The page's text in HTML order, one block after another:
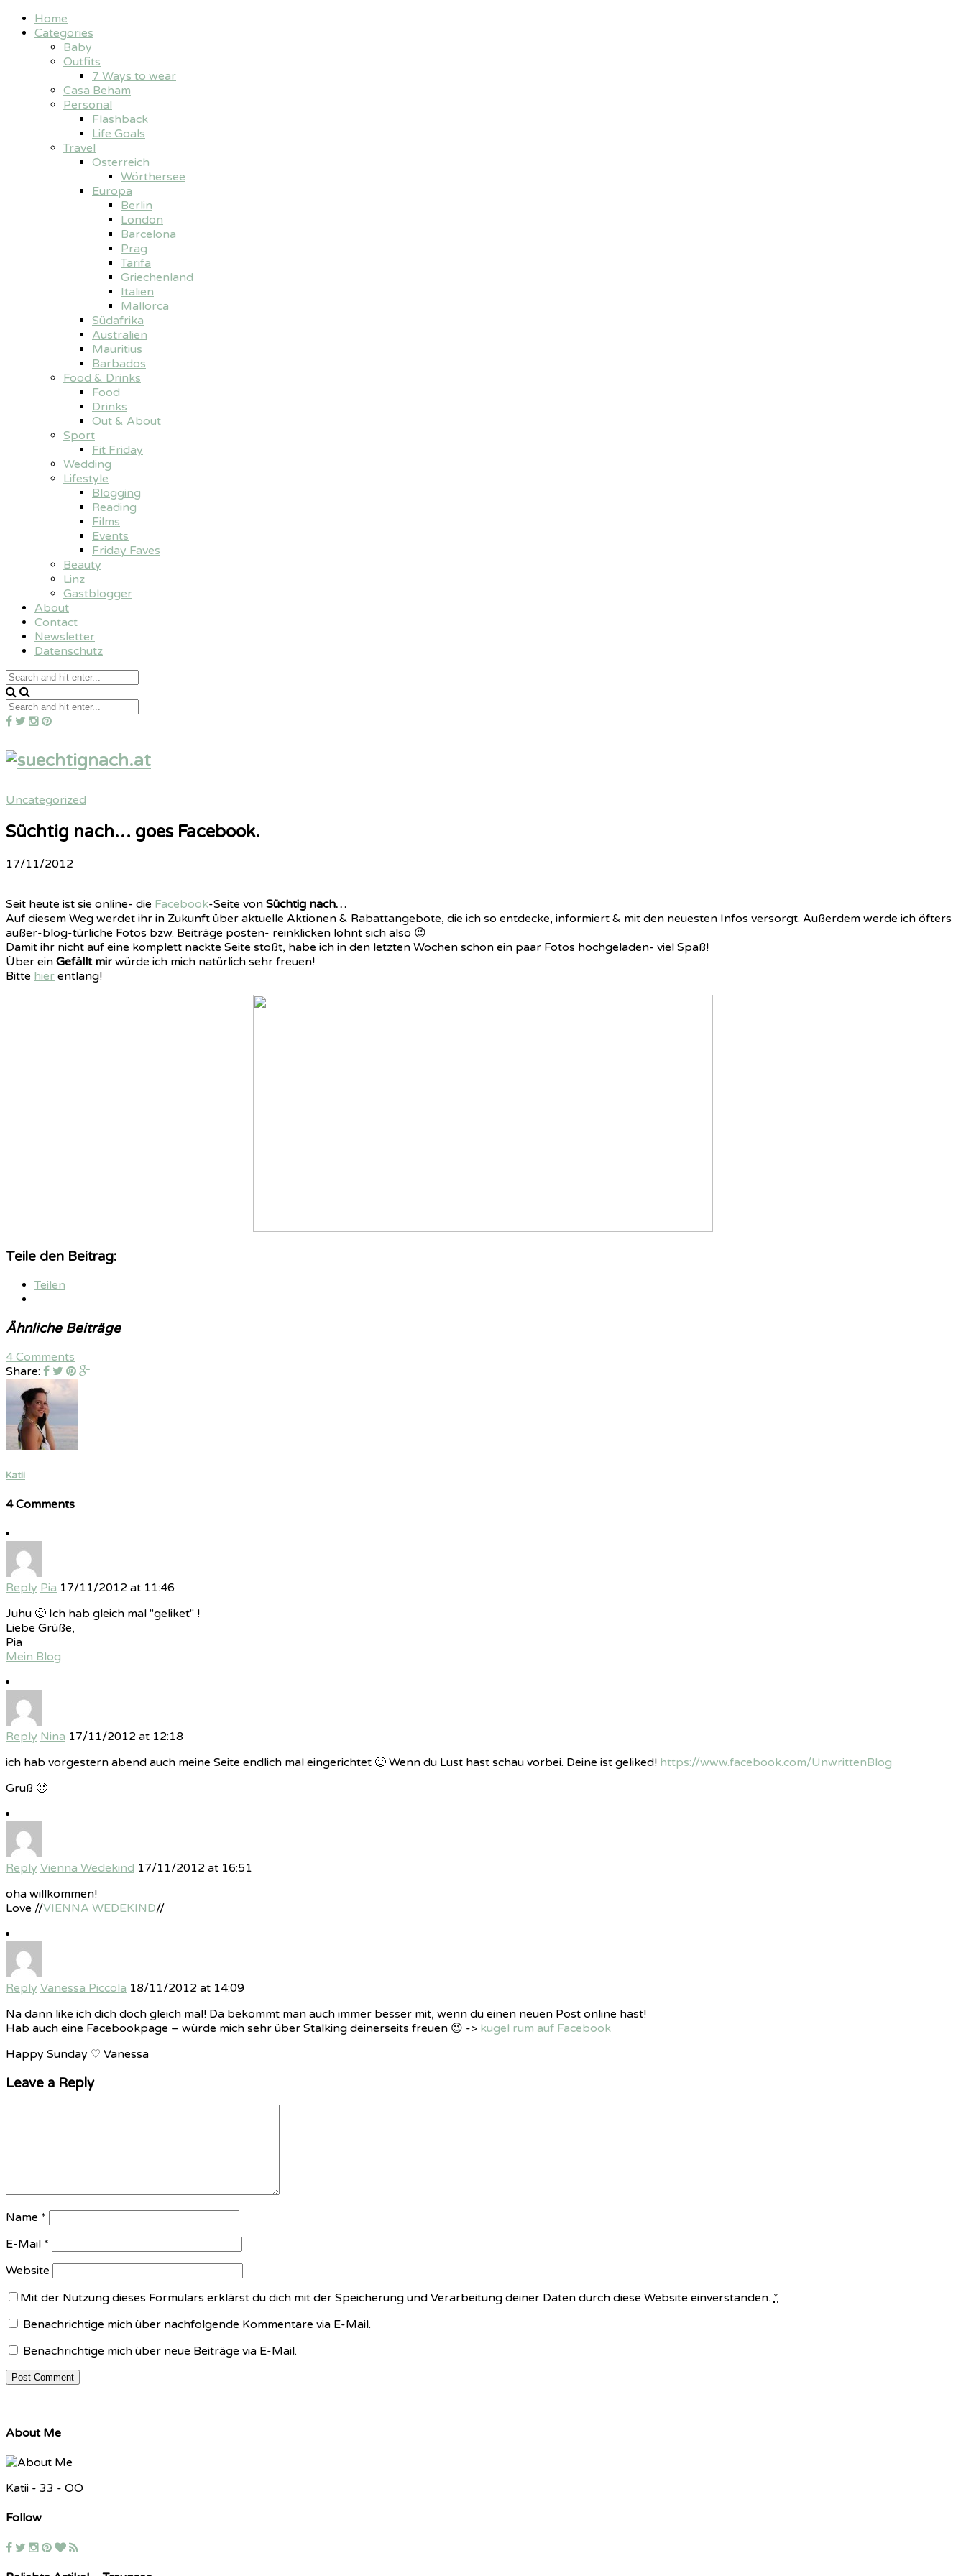
Home
Categories
Baby
Outfits
7 Ways to wear
Casa Beham
Personal
Flashback
Life Goals
Travel
Österreich
Wörthersee
Europa
Berlin
London
Barcelona
Prag
Tarifa
Griechenland
Italien
Mallorca
Südafrika
Australien
Mauritius
Barbados
Food & Drinks
Food
Drinks
Out & About
Sport
Fit Friday
Wedding
Lifestyle
Blogging
Reading
Films
Events
Friday Faves
Beauty
Linz
Gastblogger
About
Contact
Newsletter
Datenschutz
Uncategorized
Süchtig nach… goes Facebook.
17/11/2012
Seit heute ist sie online- die Facebook-Seite von Süchtig nach…
Auf diesem Weg werdet ihr in Zukunft über aktuelle Aktionen & Rabattangebote, die ich so entdecke, informiert & mit den neuesten Infos versorgt. Außerdem werde ich öfters
außer-blog-türliche Fotos bzw. Beiträge posten- reinklicken lohnt sich also 😉
Damit ihr nicht auf eine komplett nackte Seite stoßt, habe ich in den letzten Wochen schon ein paar Fotos hochgeladen- viel Spaß!
Über ein Gefällt mir würde ich mich natürlich sehr freuen!
Bitte hier entlang!
Teile den Beitrag:
Teilen
Ähnliche Beiträge
4 Comments
Share:
Katii
4 Comments
Reply Pia 17/11/2012 at 11:46
Juhu 🙂 Ich hab gleich mal "geliket" !
Liebe Grüße,
Pia
Mein Blog
Reply Nina 17/11/2012 at 12:18
ich hab vorgestern abend auch meine Seite endlich mal eingerichtet 🙂 Wenn du Lust hast schau vorbei. Deine ist geliked! https://www.facebook.com/UnwrittenBlog
Gruß 🙂
Reply Vienna Wedekind 17/11/2012 at 16:51
oha willkommen!
Love //VIENNA WEDEKIND//
Reply Vanessa Piccola 18/11/2012 at 14:09
Na dann like ich dich doch gleich mal! Da bekommt man auch immer besser mit, wenn du einen neuen Post online hast!
Hab auch eine Facebookpage – würde mich sehr über Stalking deinerseits freuen 😉 -> kugel rum auf Facebook
Happy Sunday ♡ Vanessa
Leave a Reply
Name *
E-Mail *
Website
Mit der Nutzung dieses Formulars erklärst du dich mit der Speicherung und Verarbeitung deiner Daten durch diese Website einverstanden. *
Benachrichtige mich über nachfolgende Kommentare via E-Mail.
Benachrichtige mich über neue Beiträge via E-Mail.
About Me
Katii - 33 - OÖ
Follow